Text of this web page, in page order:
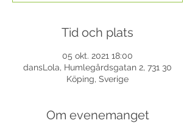
Tid och plats
05 okt. 2021 18:00
dansLola, Humlegårdsgatan 2, 731 30
Köping, Sverige
Om evenemanget